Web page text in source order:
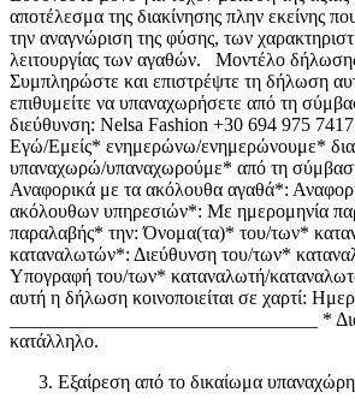
αποτέλεσμα της διακίνησης πλην εκείνης
την αναγνώριση της φύσης, των
λειτουργίας των αγαθών. Μοντέλο
Συμπληρώστε και επιστρέψτε τη δήλωση
επιθυμείτε να υπαναχωρήσετε από τη
διεύθυνση: Nelsa Fashion +30 694 975
Εγώ/Εμείς* ενημερώνω/ενημερώνουμε* δια
υπαναχωρώ/υπαναχωρούμε* από τη
Αναφορικά με τα ακόλουθα αγαθά*:
ακόλουθων υπηρεσιών*: Με ημερομηνία
παραλαβής* την: Όνομα(τα)* του/των*
καταναλωτών*: Διεύθυνση του/των*
Υπογραφή του/των* καταναλωτή/
αυτή η δήλωση κοινοποιείται σε χαρτί:
________________________________ *
κατάλληλο.
Εξαίρεση από το δικαίωμα